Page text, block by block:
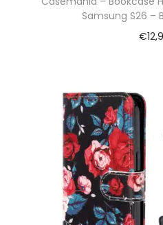
Samsung S26 –
€